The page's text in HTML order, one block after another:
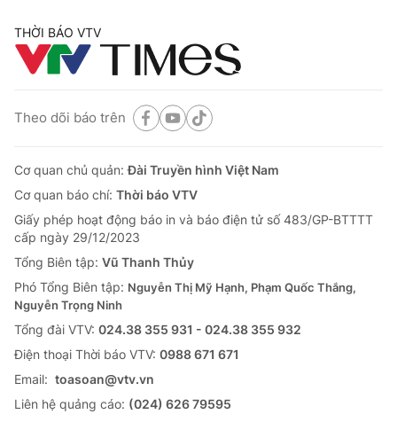
THỜI BÁO VTV
Theo dõi báo trên
Cơ quan chủ quản:Đài Truyền hình Việt Nam
Cơ quan báo chí: Thời báo VTV
Giấy phép hoạt động báo in và báo điện tử số 483/GP-BTTTT
cấp ngày 29/12/2023
Tổng Biên tập: Vũ Thanh Thủy
Phó Tổng Biên tập: Nguyễn Thị Mỹ Hạnh, Phạm Quốc Thắng,
Nguyễn Trọng Ninh
Tổng đài VTV: 024.38 355 931 - 024.38 355 932
Ðiện thoại Thời báo VTV: 0988 671 671
Email: toasoan@vtv.vn
Liên hệ quảng cáo: (024) 626 79595